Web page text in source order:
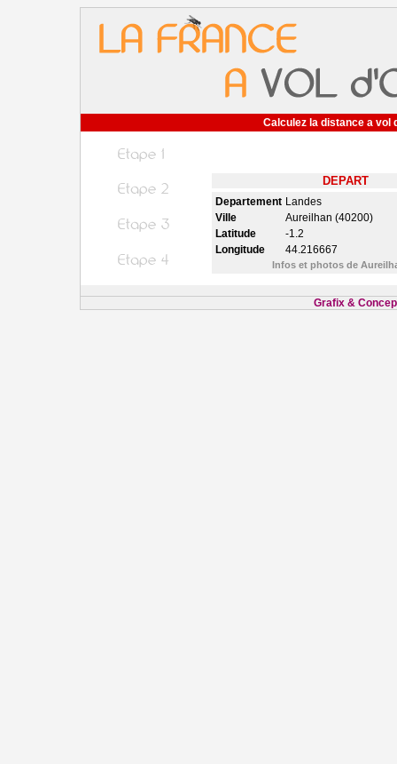
Calculez la distance a vol
DEPART
Departement Landes
Ville
Aureilhan (40200)
Latitude
-1.2
Longitude
44.216667
Infos et photos de
Grafix &